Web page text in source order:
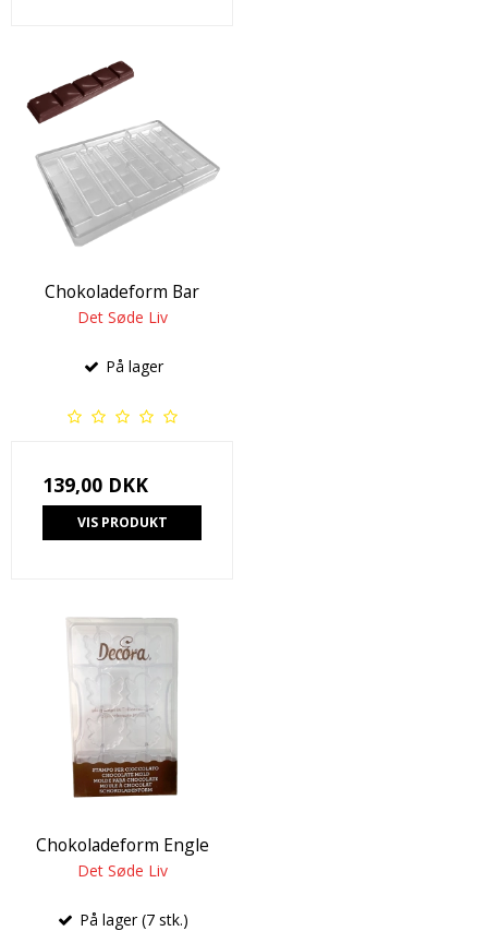
Chokoladeform Bar
Det Søde Liv
På lager
139,00 DKK
VIS PRODUKT
Chokoladeform Engle
Det Søde Liv
På lager (7 stk.)